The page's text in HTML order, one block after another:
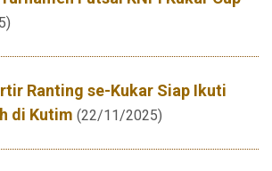
Ranting se-Kukar Siap Ikuti
di Kutim (22/11/2025)